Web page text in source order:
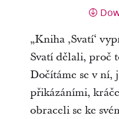
„Kniha ‚Svatí‘
Svatí dělali, proč
Dočítáme se v ní,
přikázáními,
obraceli se ke